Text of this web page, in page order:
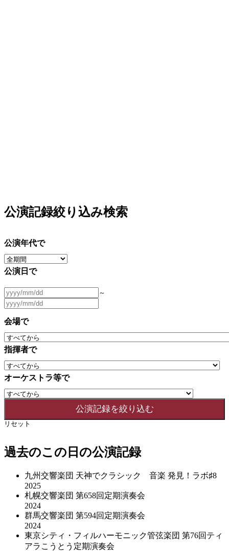
公演記録絞り込み検索
公演年代で
公演日で
～
会場で
指揮者で
オーケストラ等で
リセット
過去のこの日の公演記録
九州交響楽団 天神でクラシック 音楽 発見！ラボ♯8
2025
札幌交響楽団 第658回定期演奏会
2024
群馬交響楽団 第594回定期演奏会
2024
東京シティ・フィルハーモニック管弦楽団 第76回ティ
アラこうとう定期演奏会